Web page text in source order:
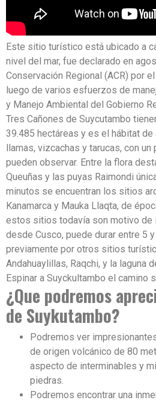
Este sitio turístico está ubicado a
nivel del mar, fue declarado en
Conservación Regional (ACR) por
luego de varios esfuerzos de
y Manejo Ambiental del Gobierno
Tres Cañones de Suycutambo
39.485 hectáreas y es el hábitat
llamas, vizcachas y tarucas, con
pueden observar. Entre la flora
Queuñas y las puyas Raimondi
minutos se encuentran los sitios
Kanamarca y Mauka Llaqta, de
estos sitios todavía son motivo de
desde Cusco, puede durar entre 5
previamente por otros sitios
Andahuaylillas, Raqchi, y la laguna
Espinar a Suyckultambo el camino
¿Que podremos
de Suykutambo?
Podremos ver
de origen volcánico de 80
aspecto de interminables y
piedras.
Podremos encontrar una